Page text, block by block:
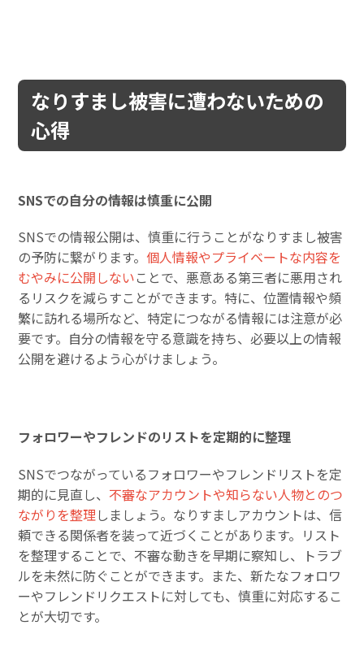
なりすまし被害に遭わないための
心得
SNSでの自分の情報は慎重に公開
SNSでの情報公開は、慎重に行うことがなりすまし被害
の予防に繋がります。 個人情報やプライベートな内容を
むやみに公開しないことで、悪意ある第三者に悪用され
るリスクを減らすことができます。特に、位置情報や頻
繁に訪れる場所など、特定につながる情報には注意が必
要です。自分の情報を守る意識を持ち、必要以上の情報
公開を避けるよう心がけましょう。
フォロワーやフレンドのリストを定期的に整理
SNSでつながっているフォロワーやフレンドリストを定
期的に見直し、 不審なアカウントや知らない人物とのつ
ながりを整理 しましょう。なりすましアカウントは、信
頼できる関係者を装って近づくことがあります。リスト
を整理することで、不審な動きを早期に察知し、トラブ
ルを未然に防ぐことができます。また、新たなフォロワ
ーやフレンドリクエストに対しても、慎重に対応するこ
とが大切です。